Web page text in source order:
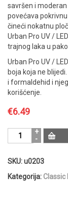
savršen i
povećava
čineći nokatnu
Urban Pro UV /
trajnog laka u
Urban Pro UV /
boja koja ne
i formaldehid i
korišćenje.
€6.49
Urban
Pro
/
LED
SKU:u0203
Kategorija: Classic